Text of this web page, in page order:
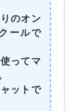
のオン
ールで
ってマ
ットで